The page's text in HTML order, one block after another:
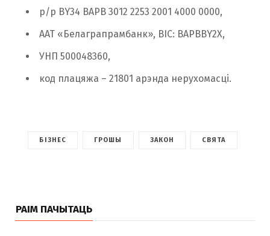
р/р BY34 BAPB 3012 2253 2001 4000 0000,
ААТ «Белаграпрамбанк», BIC: BAPBBY2X,
УНП 500048360,
код плацяжа – 21801 арэнда нерухомасці.
БІЗНЕС ГРОШЫ ЗАКОН СВЯТА
РАІМ ПАЧЫТАЦЬ